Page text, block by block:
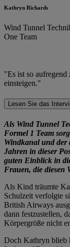
Kathryn Richards
Wind Tunnel
One Team
"Es ist so aufregend
einsteigen."
Lesen Sie das
Als Wind Tunnel
Formel 1 Team
Windkanal und der
Jahren in dieser
guten Einblick in
Frauen, die diesen
Als Kind träumte
Schulzeit verfolgte
British Airways
dann festzustellen,
Körpergröße nicht
Doch Kathryn blieb